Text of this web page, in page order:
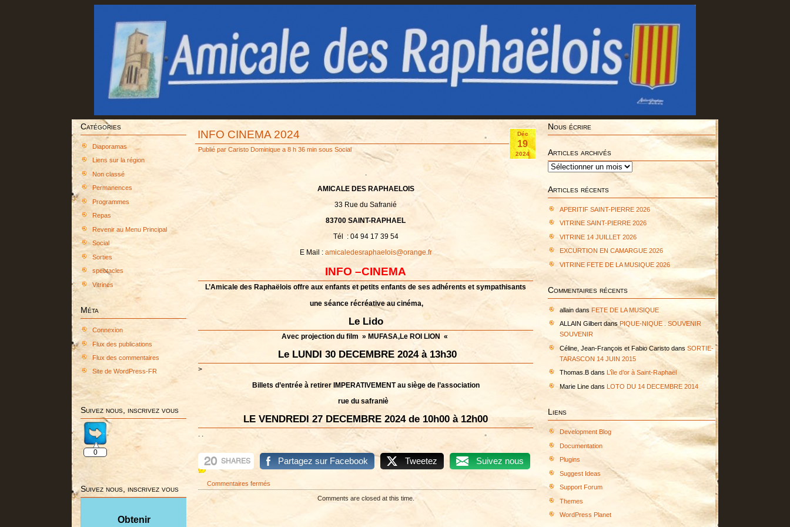
Catégories
Diaporamas
Liens sur la région
Non classé
Permanences
Programmes
Repas
Revenir au Menu Principal
Social
Sorties
spectacles
Vitrines
Méta
Connexion
Flux des publications
Flux des commentaires
Site de WordPress-FR
Suivez nous, inscrivez vous
0
Suivez nous, inscrivez vous
Obtenir
Déc
19
2024
INFO CINEMA 2024
Publié par Caristo Dominique a 8 h 36 min sous Social
.
AMICALE DES RAPHAELOIS
33 Rue du Safranié
83700 SAINT-RAPHAEL
Tél : 04 94 17 39 54
E Mail : amicaledesraphaelois@orange.fr
INFO –CINEMA
L’Amicale des Raphaëlois offre aux enfants et petits enfants de ses adhérents et sympathisants
une séance récréative au cinéma,
Le Lido
Avec projection du film » MUFASA,Le ROI LION «
Le LUNDI 30 DECEMBRE 2024 à 13h30
>
Billets d’entrée à retirer IMPERATIVEMENT au siège de l’association
rue du safraniè
LE VENDREDI 27 DECEMBRE 2024 de 10h00 à 12h00
. .
20 SHARES Partagez sur Facebook Tweetez Suivez nous
Commentaires fermés
Comments are closed at this time.
Nous écrire
Articles archivés
Articles
Articles récents
APERITIF SAINT-PIERRE 2026
VITRINE SAINT-PIERRE 2026
VITRINE 14 JUILLET 2026
EXCURTION EN CAMARGUE 2026
VITRINE FETE DE LA MUSIQUE 2026
Commentaires récents
allain dans FETE DE LA MUSIQUE
ALLAIN Gilbert dans PIQUE-NIQUE . SOUVENIR
SOUVENIR
Céline, Jean-François et Fabio Caristo dans SORTIE-
TARASCON 14 JUIN 2015
Thomas.B dans
L’île d’or à Saint-Raphaël
Marie Line dans LOTO DU 14 DECEMBRE 2014
Liens
Development Blog
Documentation
Plugins
Suggest Ideas
Support Forum
Themes
WordPress Planet